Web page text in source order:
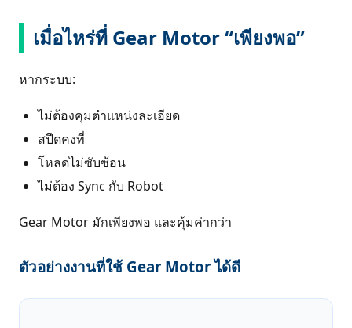
เมื่อไหร่ที่ Gear Motor “เพียงพอ”
หากระบบ:
ไม่ต้องคุมตำแหน่งละเอียด
สปีดคงที่
โหลดไม่ซับซ้อน
ไม่ต้อง Sync กับ Robot
Gear Motor มักเพียงพอ และคุ้มค่ากว่า
ตัวอย่างงานที่ใช้ Gear Motor ได้ดี